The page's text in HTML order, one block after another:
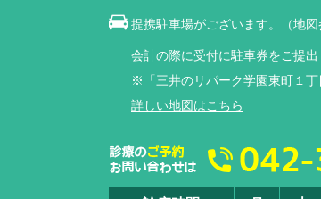
提携駐車場がございます。（地図
会計の際に受付に駐車券をご提出
※「三井のリパーク学園東町１
詳しい地図はこちら